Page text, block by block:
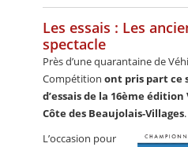
Les essais : Les
spectacle
Près d’une quarantaine de
Compétition ont pris part ce
d’essais de la 16ème édition
Côte des Beaujolais-Villages.
L’occasion pour